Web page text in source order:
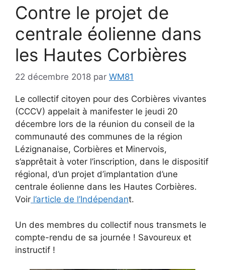
Contre le projet de
centrale éolienne dans
les Hautes Corbières
22 décembre 2018 par WM81
Le collectif citoyen pour des Corbières vivantes
(CCCV) appelait à manifester le jeudi 20
décembre lors de la réunion du conseil de la
communauté des communes de la région
Lézignanaise, Corbières et Minervois,
s’apprêtait à voter l’inscription, dans le dispositif
régional, d’un projet d’implantation d’une
centrale éolienne dans les Hautes Corbières.
Voir l’article de l’Indépendant.
Un des membres du collectif nous transmets le
compte-rendu de sa journée ! Savoureux et
instructif !